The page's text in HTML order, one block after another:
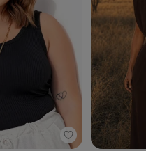
Marguerite -